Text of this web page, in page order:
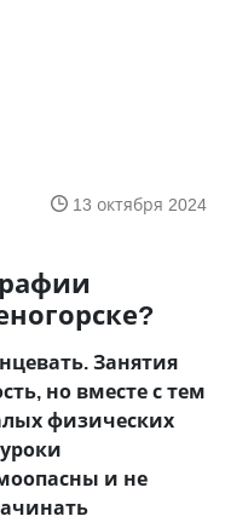
13 октября 2024
Занятия
но вместе с тем
физических
и не